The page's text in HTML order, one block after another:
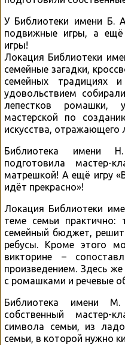
У Библиотеки имени Б.
подвижные игры, а
игры!
Локация Библиотеки
семейные загадки,
семейных традициях
удовольствием
лепестков ромашки,
мастерской по
искусства,
Библиотека имени Н.
подготовила
матрешкой! А ещё игру
идёт прекрасно»!
Локация Библиотеки
теме семьи
семейный бюджет,
ребусы. Кроме этого
викторине –
произведением. Здесь
с ромашками и речевые
Библиотека имени
собственный мастер-
символа семьи, из
семьи, в которой нужно